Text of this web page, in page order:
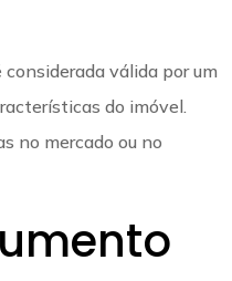
válida por um
do imóvel.
no mercado ou no